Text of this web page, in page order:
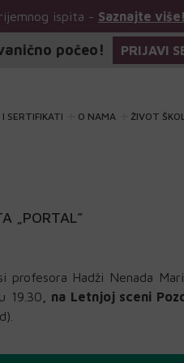
-Saznajte više!
počeo! PRIJAVI
SERTIFIKATI O NAMA ŽIVOT
„PORTAL”
profesora Hadži Nenada
19.30 , na Letnjoj sceni